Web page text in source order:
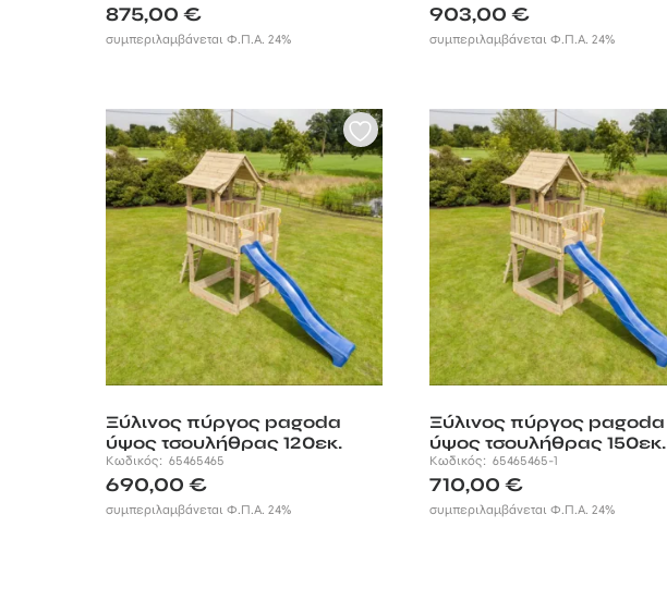
875,00 €
συμπεριλαμβάνεται Φ.Π.Α. 24%
903,00€
συμπεριλαμβάνεται Φ.Π.Α. 24%
Ξύλινος πύργος pagoda
ύψος τσουλήθρας 120εκ.
Κωδικός: 65465465
690,00 €
συμπεριλαμβάνεται Φ.Π.Α. 24%
Ξύλινος πύργος pagoda
ύψος τσουλήθρας 150εκ.
Κωδικός:65465465-1
710,00€
συμπεριλαμβάνεται Φ.Π.Α. 24%